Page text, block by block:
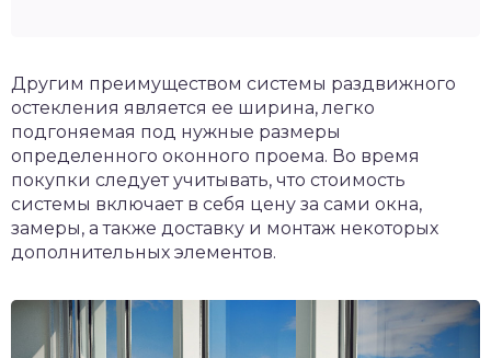
Другим преимуществом системы раздвижного
остекления является ее ширина, легко
подгоняемая под нужные размеры
определенного оконного проема. Во время
покупки следует учитывать, что стоимость
системы включает в себя цену за сами окна,
замеры, а также доставку и монтаж некоторых
дополнительных элементов.